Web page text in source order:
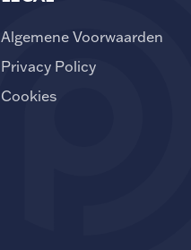
Algemene Voorwaarden
Privacy Policy
Cookies